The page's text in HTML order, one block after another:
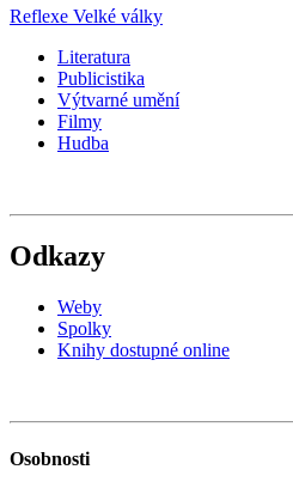
Reflexe Velké války
Literatura
Publicistika
Výtvarné umění
Filmy
Hudba
Odkazy
Weby
Spolky
Knihy dostupné online
Osobnosti